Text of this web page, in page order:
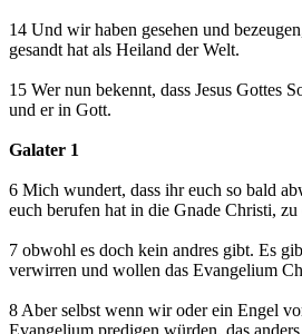
14 Und wir haben gesehen und
gesandt hat als Heiland der Welt.
15 Wer nun bekennt, dass Jesus Gottes
und er in Gott.
Galater 1
6 Mich wundert, dass ihr euch so bald
euch berufen hat in die Gnade Christi,
7 obwohl es doch kein andres gibt. Es
verwirren und wollen das Evangelium
8 Aber selbst wenn wir oder ein Engel
Evangelium predigen würden, das